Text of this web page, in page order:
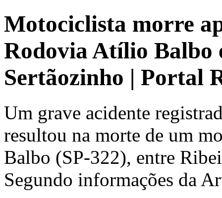
Motociclista morre
Rodovia Atílio Balbo
Sertãozinho | Portal
Um grave acidente
resultou na morte de um
Balbo (SP-322), entre
Segundo informações da